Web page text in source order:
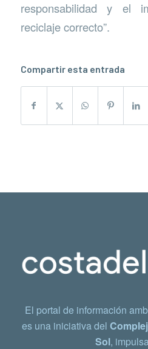
responsabilidad y el
reciclaje correcto”.
Compartir esta entrada
El portal de información
es una iniciativa del
Sol,